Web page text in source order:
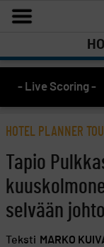
- Live Scoring -
HOTEL PLANNER
Tapio
selvään
Teksti MARKO